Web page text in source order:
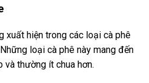
xuất hiện trong các loại cà phê
loại cà phê này mang đến
và thường ít chua hơn.